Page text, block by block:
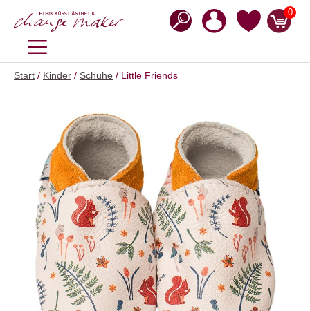
Inhalt
0
MENÜ
Start / Kinder / Schuhe / Little Friends